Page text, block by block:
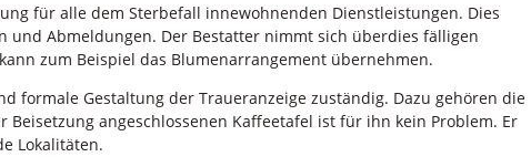
für alle dem Sterbefall innewohnenden Dienstleistungen. Dies
Abmeldungen. Der Bestatter nimmt sich überdies fälligen
zum Beispiel das Blumenarrangement übernehmen.
formale Gestaltung der Traueranzeige zuständig. Dazu gehören die
angeschlossenen Kaffeetafel ist für ihn kein Problem. Er
Lokalitäten.